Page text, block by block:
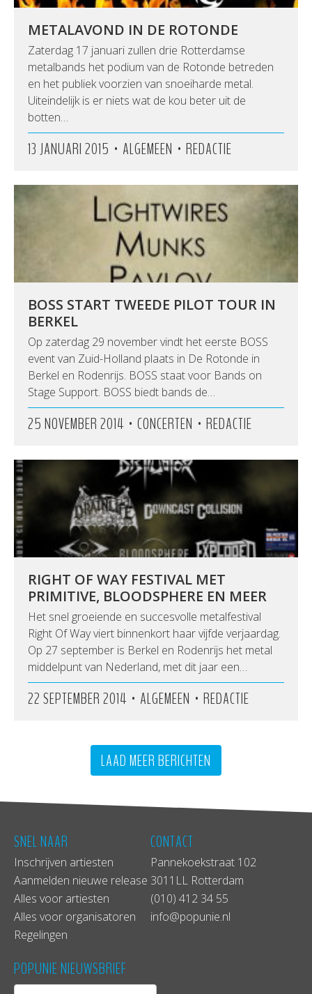
METALAVOND IN DE ROTONDE
Zaterdag 17 januari zullen drie Rotterdamse
metalbands het podium van de Rotonde betreden
en het publiek voorzien van snoeiharde metal.
Uiteindelijk is er niets wat de kou beter uit de
botten…
13 JANUARI 2015 • ALGEMEEN • REDACTIE
BOSS START TWEEDE PILOT TOUR IN
BERKEL
Op zaterdag 29 november vindt het eerste BOSS
event van Zuid-Holland plaats in De Rotonde in
Berkel en Rodenrijs. BOSS staat voor Bands on
Stage Support. BOSS biedt bands de…
25 NOVEMBER 2014 • CONCERTEN • REDACTIE
RIGHT OF WAY FESTIVAL MET
PRIMITIVE, BLOODSPHERE EN MEER
Het snel groeiende en succesvolle metalfestival
Right Of Way viert binnenkort haar vijfde verjaardag.
Op 27 september is Berkel en Rodenrijs het metal
middelpunt van Nederland, met dit jaar een…
22 SEPTEMBER 2014 • ALGEMEEN • REDACTIE
LAAD MEER BERICHTEN
SNEL NAAR
Inschrijven artiesten
Aanmelden nieuwe release
Alles voor artiesten
Alles voor organisatoren
Regelingen
CONTACT
Pannekoekstraat 102
3011LL Rotterdam
(010) 412 34 55
info@popunie.nl
POPUNIE NIEUWSBRIEF